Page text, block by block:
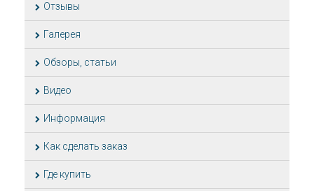
Отзывы
Галерея
Обзоры, статьи
Видео
Информация
Как сделать заказ
Где купить